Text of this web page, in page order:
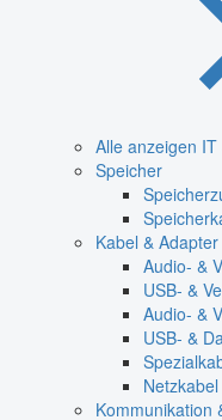
Alle anzeigen
Speicher
Kabel & Adapter
Audio- &
USB- &
Audio- &
USB- &
Netzkabel
Kommunikation